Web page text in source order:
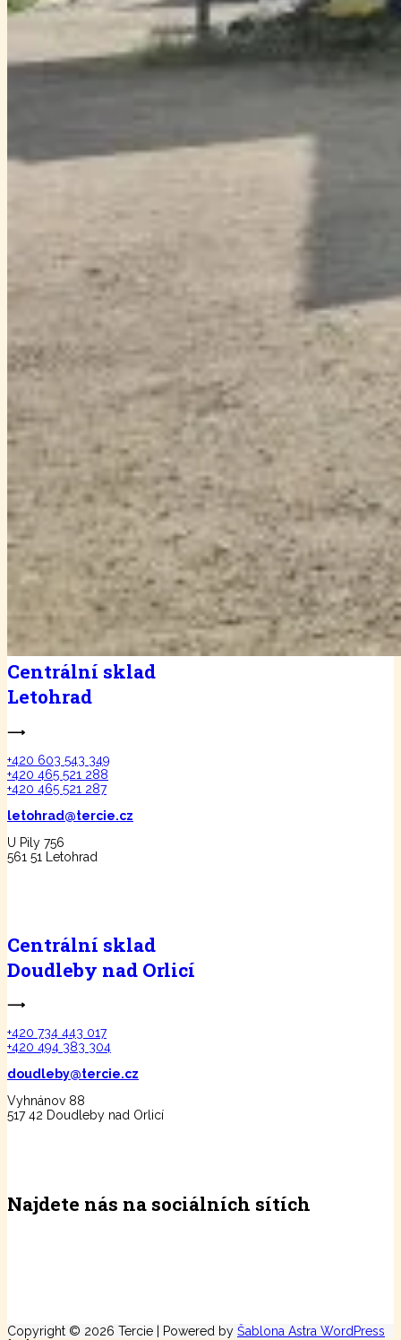
Centrální sklad
Letohrad
⟶
+420 603 543 349
+420 465 521 288
+420 465 521 287
letohrad@tercie.cz
U Pily 756
561 51 Letohrad
Centrální sklad
Doudleby nad Orlicí
⟶
+420 734 443 017
+420 494 383 304
doudleby@tercie.cz
Vyhnánov 88
517 42 Doudleby nad Orlicí
Najdete nás na sociálních sítích
Copyright © 2026 Tercie | Powered by Šablona Astra WordPress